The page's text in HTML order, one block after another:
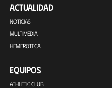
ACTUALIDAD
NOTICIAS
MULTIMEDIA
HEMEROTECA
EQUIPOS
ATHLETIC CLUB